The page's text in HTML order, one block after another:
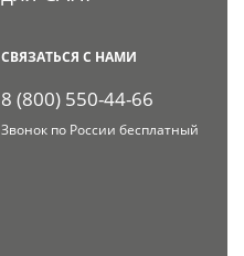
СВЯЗАТЬСЯ С НАМИ
8 (800) 550-44-66
Звонок по России бесплатный